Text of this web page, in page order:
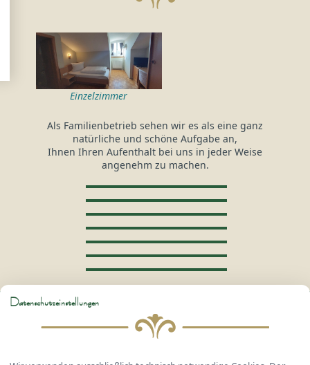
Einzelzimmer
Als Familienbetrieb sehen wir es als eine ganz
natürliche und schöne Aufgabe an,
Ihnen Ihren Aufenthalt bei uns in jeder Weise
angenehm zu machen.
Hotel Gasthof Kreuzhuber
Datenschutzeinstellungen